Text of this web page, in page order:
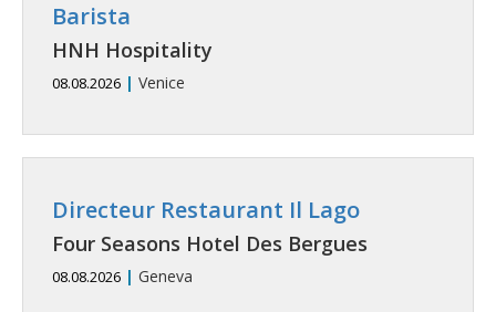
Barista
HNH Hospitality
08.08.2026 | Venice
Directeur Restaurant Il Lago
Four Seasons Hotel Des Bergues
08.08.2026 | Geneva